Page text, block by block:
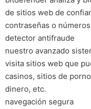
de sitios web de
contraseñas o
detector antifraude
nuestro avanzado
visita sitios web que
casinos, sitios de
dinero, etc.
navegación segura